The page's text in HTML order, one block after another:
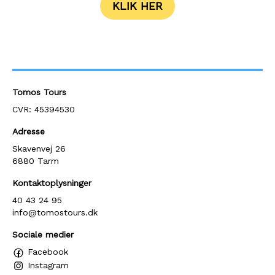
KLIK HER
Tomos Tours
CVR: 45394530
Adresse
Skavenvej 26
6880 Tarm
Kontaktoplysninger
40 43 24 95
info@tomostours.dk
Sociale medier
Facebook
Instagram